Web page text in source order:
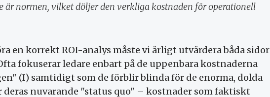
är normen, vilket döljer den verkliga kostnaden för operationell
en korrekt ROI-analys måste vi ärligt utvärdera båda sidor
fokuserar ledare enbart på de uppenbara kostnaderna
(I) samtidigt som de förblir blinda för de enorma, dolda
nuvarande "status quo" – kostnader som faktiskt